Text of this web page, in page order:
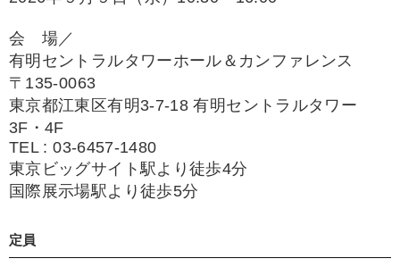
会 場／
有明セントラルタワーホール＆カンファレンス
〒135-0063
東京都江東区有明3-7-18 有明セントラルタワー
3F・4F
TEL : 03-6457-1480
東京ビッグサイト駅より徒歩4分
国際展示場駅より徒歩5分
定員